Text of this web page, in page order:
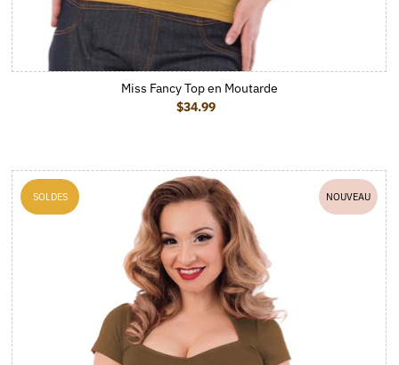
Miss Fancy Top en Moutarde
Prix ordinaire
$34.99
SOLDES NOUVEAU